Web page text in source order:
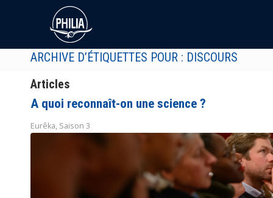
ARCHIVE D’ÉTIQUETTES POUR : DISCOURS
Articles
A quoi reconnaît-on une science ?
Eurêka, Saison 3